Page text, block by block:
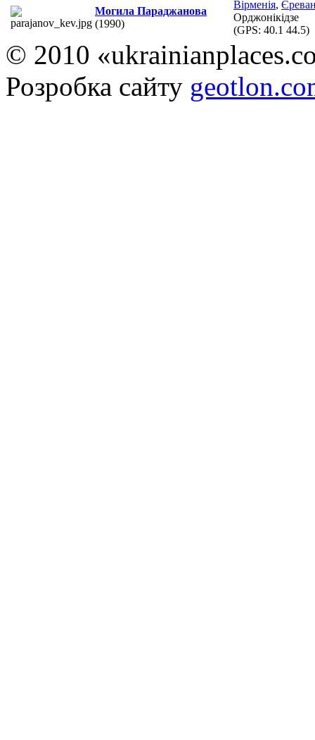
Могила Параджанова
(1990)
Вірменія,
Орджонікідзе
(GPS: 40.1 44.5)
© 2010
Розробка сайту